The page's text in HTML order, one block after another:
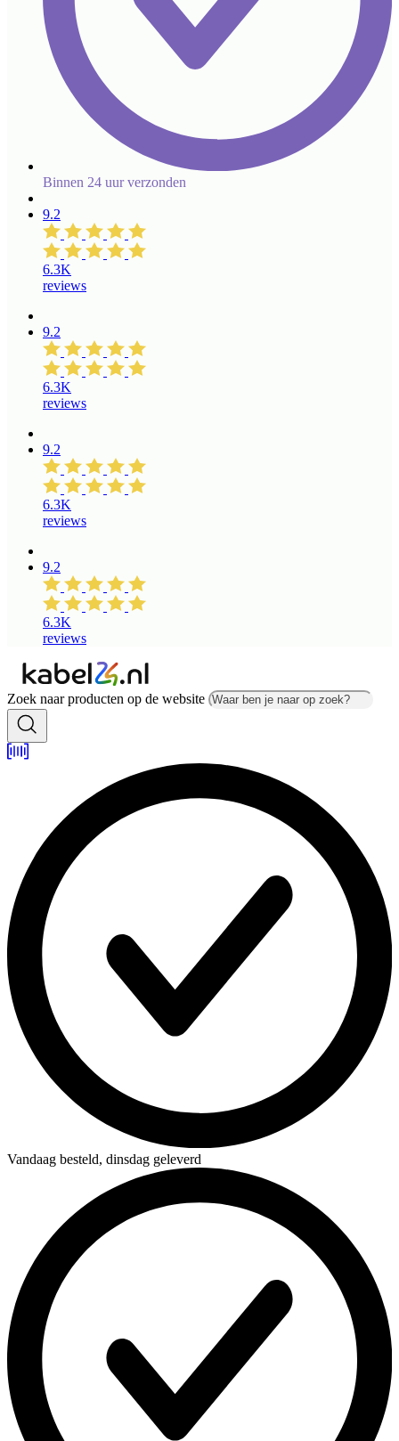
Binnen 24 uur verzonden
9.2
6.3K
reviews
9.2
6.3K
reviews
9.2
6.3K
reviews
9.2
6.3K
reviews
Zoek naar producten op de website
Vandaag besteld, dinsdag geleverd